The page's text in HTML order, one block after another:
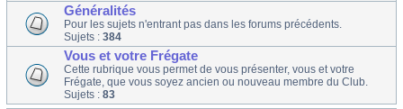
Généralités
Pour les sujets n'entrant pas dans les forums précédents.
Sujets : 384
Vous et votre Frégate
Cette rubrique vous permet de vous présenter, vous et votre
Frégate, que vous soyez ancien ou nouveau membre du Club.
Sujets : 83